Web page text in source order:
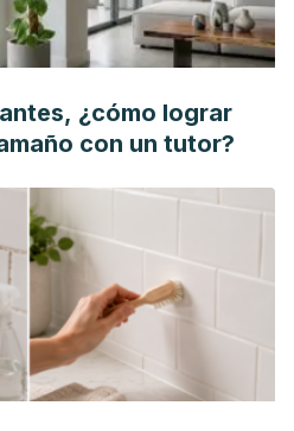
¿cómo lograr
con un tutor?